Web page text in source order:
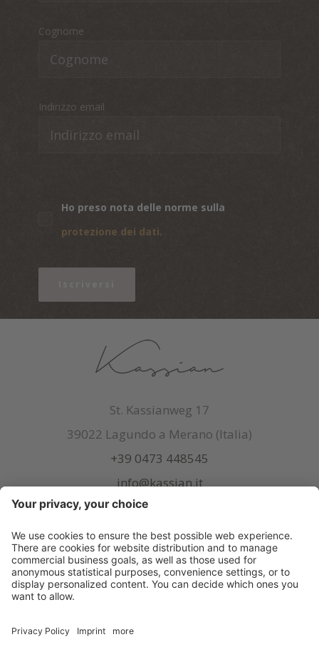
Cognome
Indirizzo email
Ho preso nota delle norme sulla
protezione dei dati.
St. Kassianweg 17
39022 Lagundo a Merano (Italia)
+39 0473 448545
info@kassian.it